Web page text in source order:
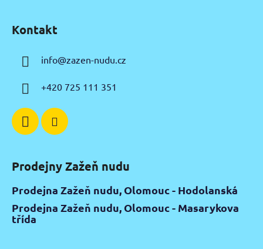
Kontakt
info@zazen-nudu.cz
+420 725 111 351
Prodejny Zažeň nudu
Prodejna Zažeň nudu, Olomouc - Hodolanská
Prodejna Zažeň nudu, Olomouc - Masarykova
třída